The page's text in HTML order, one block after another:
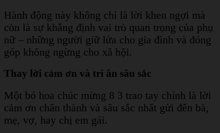
Hành động này không chỉ là lời khen ngợi mà
còn là sự khẳng định vai trò quan trọng của phụ
nữ – những người giữ lửa cho gia đình và đóng
góp không ngừng cho xã hội.
Thay lời cảm ơn và tri ân sâu sắc
Một bó hoa chúc mừng 8 3 trao tay chính là lời
cảm ơn chân thành và sâu sắc nhất gửi đến bà,
mẹ, vợ, hay chị em gái.